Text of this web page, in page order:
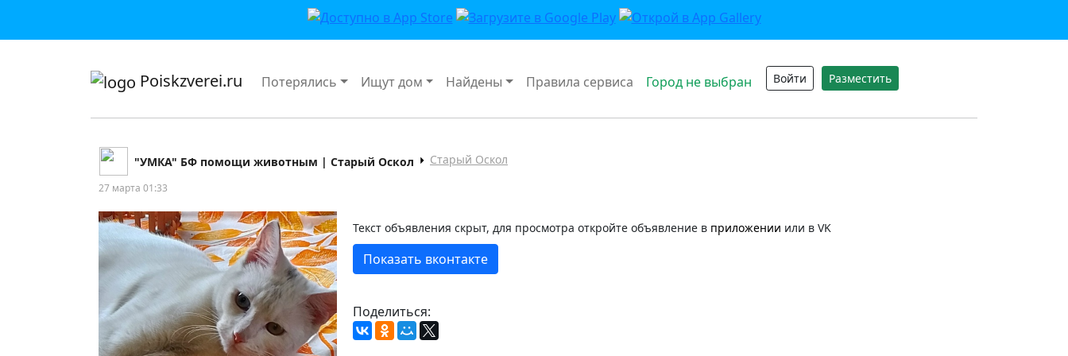
Poiskzverei.ru Потерялись Ищут дом Найдены Правила сервиса Город не выбран Войти Разместить
"УМКА" БФ помощи животным | Старый Оскол Старый Оскол
27 марта 01:33
Текст объявления скрыт, для просмотра откройте объявление в приложении или в VK
Показать вконтакте
Поделиться: